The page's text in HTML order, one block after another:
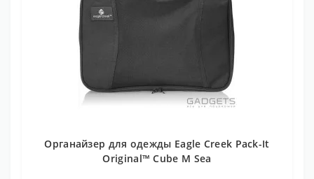
Органайзер для одежды Eagle Creek Pack-It
Original™ Cube M Sea